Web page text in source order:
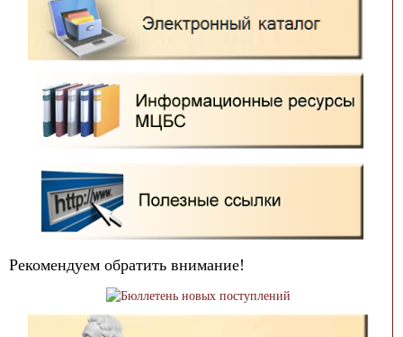
Рекомендуем обратить внимание!